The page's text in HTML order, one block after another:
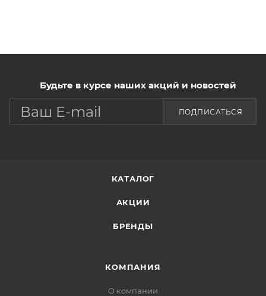
из тубы немного крема, нанесите на лицо и
равномерно распределите. Вотрите в кожу мягкими
массажными движениями, уделяя особое внимание
Будьте в курсе наших акций и новостей
ПОДПИСАТЬСЯ
КАТАЛОГ
АКЦИИ
БРЕНДЫ
КОМПАНИЯ
О компании